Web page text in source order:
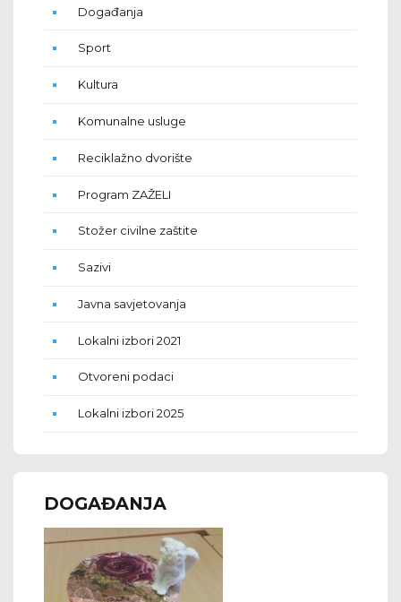
Događanja
Sport
Kultura
Komunalne usluge
Reciklažno dvorište
Program ZAŽELI
Stožer civilne zaštite
Sazivi
Javna savjetovanja
Lokalni izbori 2021
Otvoreni podaci
Lokalni izbori 2025
DOGAĐANJA